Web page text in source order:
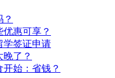
惠可享？
学签证申请
了？
始：省钱？